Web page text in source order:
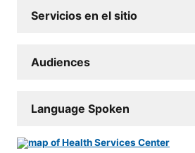
Servicios en el sitio
Audiences
Language Spoken